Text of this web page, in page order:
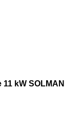
kW SOLMAN